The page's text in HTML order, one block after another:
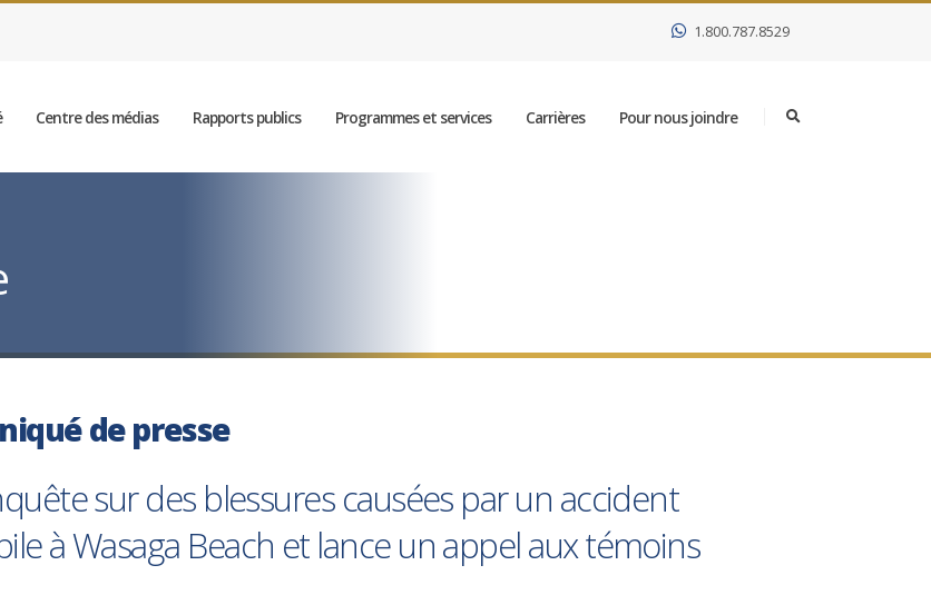
1.800.787.8529
Centre des médias Rapports publics Programmes et services Carrières Pour nous joindre
de presse
sur des blessures causées par un accident
à Wasaga Beach et lance un appel aux témoins